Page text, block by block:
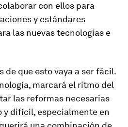
con ellos para
y estándares
las nuevas tecnologías e
de que esto vaya a ser fácil.
marcará el ritmo del
las reformas necesarias
y difícil, especialmente en